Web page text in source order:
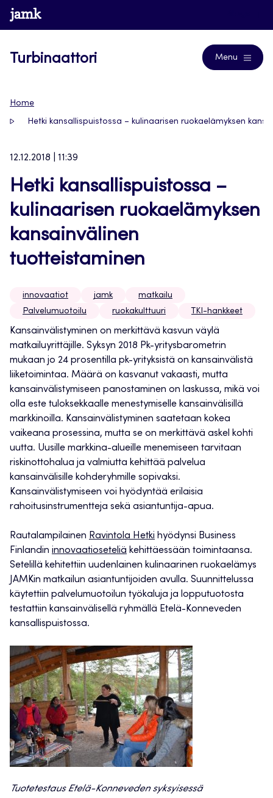
Siirry
suoraan
www.jamk.fi
Turbinaattori Menu
Home
Hetki kansallispuistossa – kulinaarisen ruokaelämyksen
12.12.2018 | 11:39
Hetki kansallispuistossa –
kulinaarisen ruokaelämyksen
kansainvälinen
tuotteistaminen
innovaatiot jamk
matkailu
Palvelumuotoilu
ruokakulttuuri TKI-hankkeet
Kansainvälistyminen on merkittävä kasvun väylä
matkailuyrittäjille. Syksyn 2018 Pk-yritysbarometrin
mukaan jo 24 prosentilla pk-yrityksistä on kansainvälistä
liiketoimintaa. Määrä on kasvanut vakaasti, mutta
kansainvälistymiseen panostaminen on laskussa, mikä voi
olla este tuloksekkaalle menestymiselle kansainvälisillä
markkinoilla. Kansainvälistyminen saatetaan kokea
vaikeana prosessina, mutta se on merkittävä askel kohti
uutta. Uusille markkina-alueille menemiseen tarvitaan
riskinottohalua ja valmiutta kehittää palvelua
kansainvälisille kohderyhmille sopivaksi.
Kansainvälistymiseen voi hyödyntää erilaisia
rahoitusinstrumentteja sekä asiantuntija-apua.
Rautalampilainen Ravintola Hetki hyödynsi Business
Finlandin innovaatioseteliä kehittäessään toimintaansa.
Setelillä kehitettiin uudenlainen kulinaarinen ruokaelämys
JAMKin matkailun asiantuntijoiden avulla. Suunnittelussa
käytettiin palvelumuotoilun työkaluja ja lopputuotosta
testattiin kansainvälisellä ryhmällä Etelä-Konneveden
kansallispuistossa.
Tuotetestaus Etelä-Konneveden syksyisessä